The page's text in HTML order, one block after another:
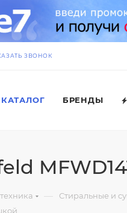
ЗВОНОК
КАТАЛОГ БРЕНДЫ
— Стиральные и